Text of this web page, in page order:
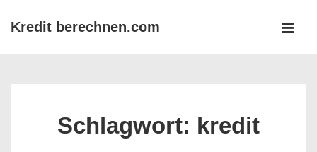
ZumKredit berechnen.com
Schlagwort: kredit